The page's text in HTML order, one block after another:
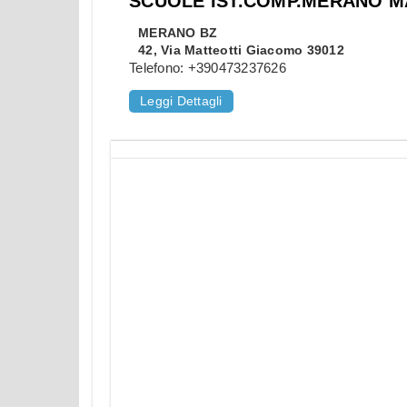
MERANO BZ
42, Via Matteotti Giacomo 39012
Telefono: +390473237626
Leggi Dettagli